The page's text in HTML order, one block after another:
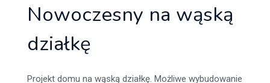
Nowoczesny na wąską
działkę
Projekt domu na wąską działkę. Możliwe wybudowanie